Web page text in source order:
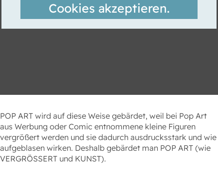
Cookies akzeptieren.
POP ART wird auf diese Weise gebärdet, weil bei Pop Art
aus Werbung oder Comic entnommene kleine Figuren
vergrößert werden und sie dadurch ausdrucksstark und wie
aufgeblasen wirken. Deshalb gebärdet man POP ART (wie
VERGRÖSSERT und KUNST).